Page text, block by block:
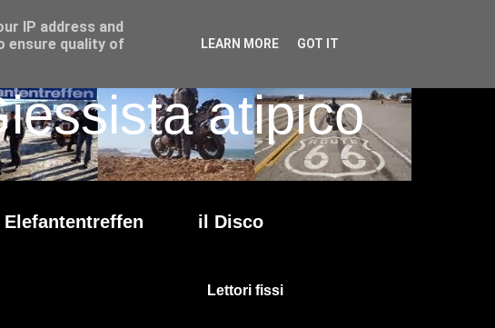
atipico
Elefantentreffen il Disco
Lettori fissi
IP address and
ensure quality of
LEARN MORE GOT IT